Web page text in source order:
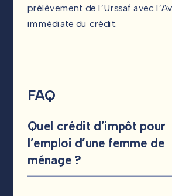
prélèvement de l’Urssaf avec
immédiate du crédit.
FAQ
Quel crédit d’impôt pour
l’emploi d’une femme de
ménage ?